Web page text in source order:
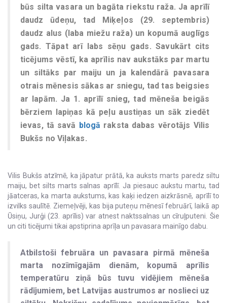
būs silta vasara un bagāta riekstu raža. Ja aprīlī
daudz ūdeņu, tad Miķeļos (29. septembris)
daudz alus (laba miežu raža) un kopumā auglīgs
gads. Tāpat arī labs sēņu gads. Savukārt cits
ticējums vēstī, ka aprīlis nav aukstāks par martu
un siltāks par maiju un ja kalendārā pavasara
otrais mēnesis sākas ar sniegu, tad tas beigsies
ar lapām. Ja 1. aprīlī snieg, tad mēneša beigās
bērziem lapiņas kā peļu austiņas un sāk ziedēt
ievas, tā savā blogā raksta dabas vērotājs Vilis
Bukšs no Viļakas.
Vilis Bukšs atzīmē, ka jāpatur prātā, ka auksts marts paredz siltu
maiju, bet silts marts salnas aprīlī. Ja piesauc aukstu martu, tad
jāatceras, ka marta aukstums, kas kaķi iedzen aizkrāsnē, aprīlī to
izvilks saulītē. Ziemeļvēji, kas bija puteņu mēnesī februārī, laikā ap
Ūsiņu, Jurģi (23. aprīlis) var atnest naktssalnas un cīruļputeni. Šie
un citi ticējumi tikai apstiprina aprīļa un pavasara mainīgo dabu.
Atbilstoši februāra un pavasara pirmā mēneša
marta nozīmīgajām dienām, kopumā aprīlis
temperatūru ziņā būs tuvu vidējiem mēneša
rādījumiem, bet Latvijas austrumos ar noslieci uz